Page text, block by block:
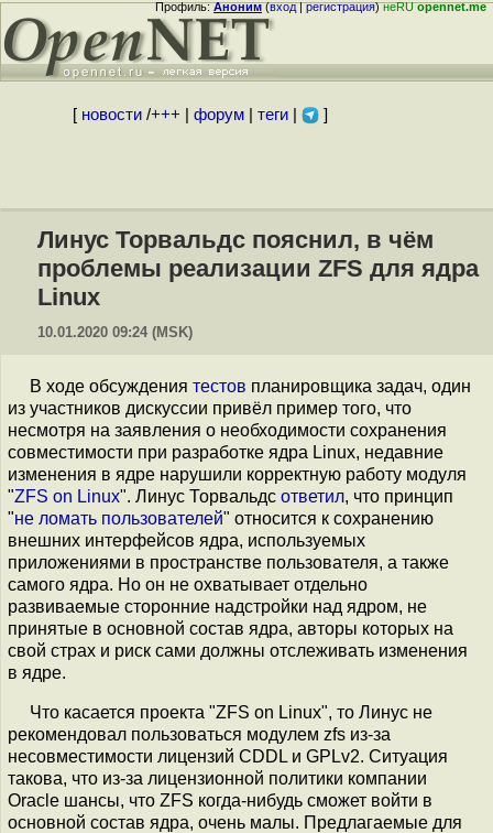
Профиль:Аноним(вход|регистрация)неRUopennet.me
[ новости/+++ форум| теги| ]
Линус Торвальдс пояснил, в чём
проблемы реализации ZFS для ядра
Linux
10.01.2020 09:24 (MSK)
В ходе обсуждения тестов планировщика задач, один
из участников дискуссии привёл пример того, что
несмотря на заявления о необходимости сохранения
совместимости при разработке ядра Linux, недавние
изменения в ядре нарушили корректную работу модуля
"ZFS on Linux". Линус Торвальдс ответил, что принцип
"не ломать пользователей" относится к сохранению
внешних интерфейсов ядра, используемых
приложениями в пространстве пользователя, а также
самого ядра. Но он не охватывает отдельно
развиваемые сторонние надстройки над ядром, не
принятые в основной состав ядра, авторы которых на
свой страх и риск сами должны отслеживать изменения
в ядре.
Что касается проекта "ZFS on Linux", то Линус не
рекомендовал пользоваться модулем zfs из-за
несовместимости лицензий CDDL и GPLv2. Ситуация
такова, что из-за лицензионной политики компании
Oracle шансы, что ZFS когда-нибудь сможет войти в
основной состав ядра, очень малы. Предлагаемые для